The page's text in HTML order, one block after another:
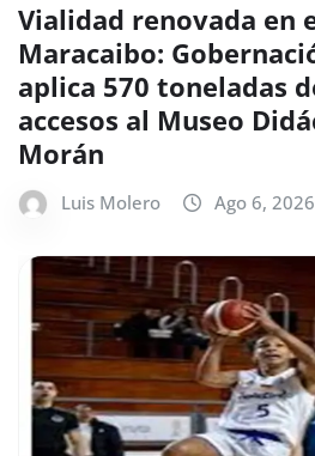
Vialidad renovada en
Maracaibo:
aplica 570 toneladas
accesos al Museo
Morán
Luis Molero Ago 6, 2026